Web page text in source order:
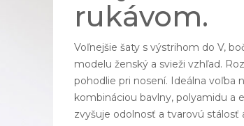
rukávom.
Voľnejšie šaty s výstrihom do V,
modelu ženský a svieži vzhľad.
pohodlie pri nosení. Ideálna voľba
kombináciou bavlny, polyamidu a
zvyšuje odolnosť a tvarovú